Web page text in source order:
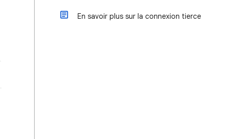
En savoir plus sur la connexion tierce